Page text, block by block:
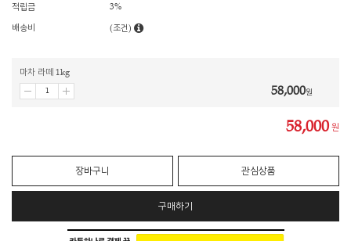
적립금 3%
배송비 (조건)
마차 라떼 1kg
58,000원
58,000 원
장바구니 관심상품
구매하기